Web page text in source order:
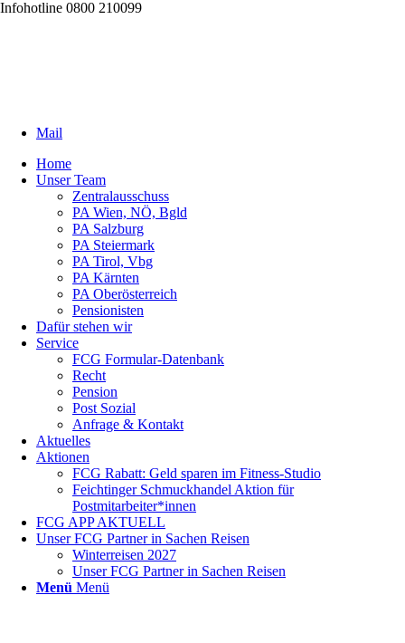
Infohotline 0800 210099
Mail
Home
Unser Team
Zentralausschuss
PA Wien, NÖ, Bgld
PA Salzburg
PA Steiermark
PA Tirol, Vbg
PA Kärnten
PA Oberösterreich
Pensionisten
Dafür stehen wir
Service
FCG Formular-Datenbank
Recht
Pension
Post Sozial
Anfrage & Kontakt
Aktuelles
Aktionen
FCG Rabatt: Geld sparen im Fitness-Studio
Feichtinger Schmuckhandel Aktion für
Postmitarbeiter*innen
FCG APP AKTUELL
Unser FCG Partner in Sachen Reisen
Winterreisen 2027
Unser FCG Partner in Sachen Reisen
Menü Menü